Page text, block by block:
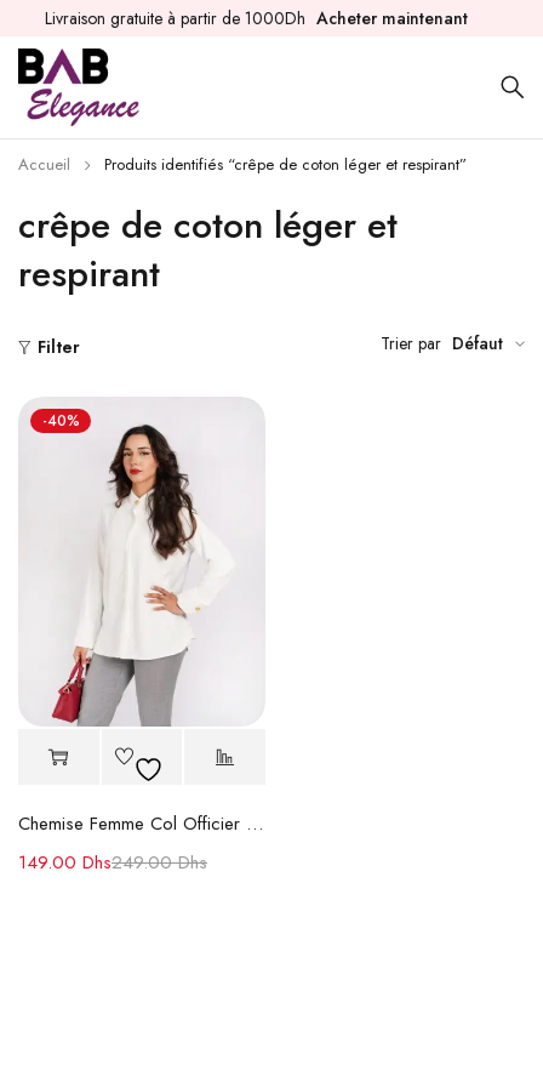
Livraison gratuite à partir de 1000Dh Acheter maintenant
crêpe de coton léger et
respirant
Accueil Produits identifiés “crêpe de coton léger et respirant”
Filter Trier par Défaut
-40%
Chemise Femme Col Officier en Crêpe Coton
249.00Dhs
149.00 Dhs